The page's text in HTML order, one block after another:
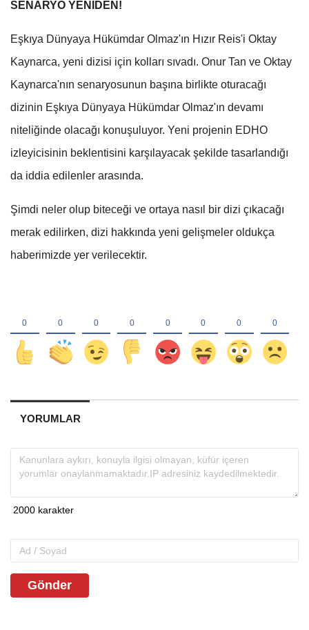
SENARYO YENİDEN!
Eşkıya Dünyaya Hükümdar Olmaz'ın Hızır Reis'i Oktay
Kaynarca, yeni dizisi için kolları sıvadı. Onur Tan ve Oktay
Kaynarca'nın senaryosunun başına birlikte oturacağı
dizinin Eşkıya Dünyaya Hükümdar Olmaz'ın devamı
niteliğinde olacağı konuşuluyor. Yeni projenin EDHO
izleyicisinin beklentisini karşılayacak şekilde tasarlandığı
da iddia edilenler arasında.
Şimdi neler olup biteceği ve ortaya nasıl bir dizi çıkacağı
merak edilirken, dizi hakkında yeni gelişmeler oldukça
haberimizde yer verilecektir.
YORUMLAR
Gönder